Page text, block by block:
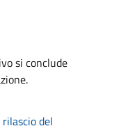
si conclude
del